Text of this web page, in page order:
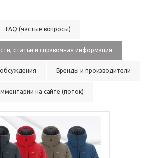
FAQ (частые вопросы)
статьи и справочная информация
Бренды и производители
на сайте (поток)